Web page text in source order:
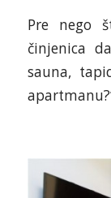
Pre nego
činjenica
sauna,